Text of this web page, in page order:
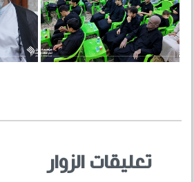
تعليقات الزوار